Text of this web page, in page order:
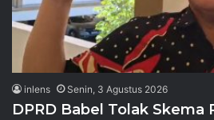
inlens Senin, 3 Agustus 2026
DPRD Babel Tolak Skema